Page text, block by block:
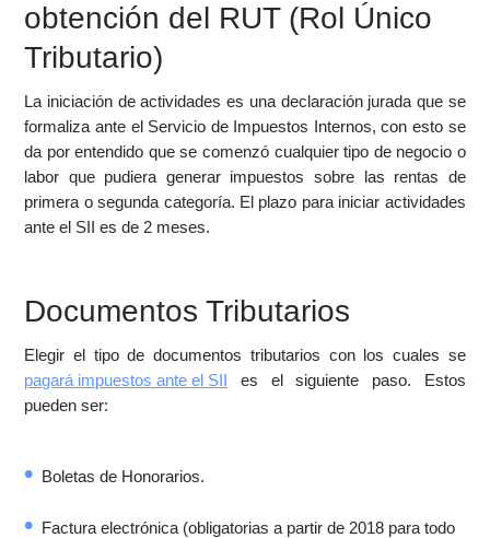
obtención del RUT (Rol Único
Tributario)
La iniciación de actividades es una declaración jurada que se
formaliza ante el Servicio de Impuestos Internos, con esto se
da por entendido que se comenzó cualquier tipo de negocio o
labor que pudiera generar impuestos sobre las rentas de
primera o segunda categoría. El plazo para iniciar actividades
ante el SII es de 2 meses.
Documentos Tributarios
Elegir el tipo de documentos tributarios con los cuales se
pagará impuestos ante el SII es el siguiente paso. Estos
pueden ser:
Boletas de Honorarios.
Factura electrónica (obligatorias a partir de 2018 para todo